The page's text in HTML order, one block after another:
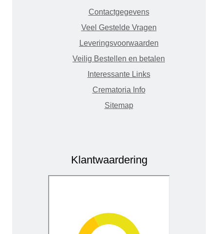
Contactgegevens
Veel Gestelde Vragen
Leveringsvoorwaarden
Veilig Bestellen en betalen
Interessante Links
Crematoria Info
Sitemap
Klantwaardering